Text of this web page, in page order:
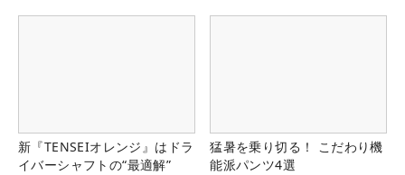
新『TENSEIオレンジ』はドラ
イバーシャフトの“最適解”
猛暑を乗り切る！ こだわり機
能派パンツ4選